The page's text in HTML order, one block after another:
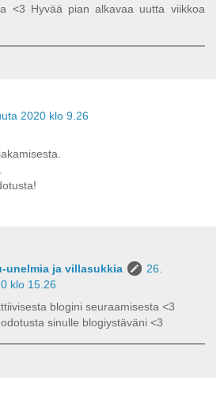
<3 Hyvää pian alkavaa uutta viikkoa
2020 klo 9.26
unelmia ja villasukkia
26.
klo 15.26
blogini seuraamisesta <3
sinulle blogiystäväni <3